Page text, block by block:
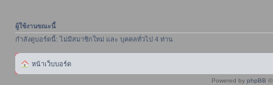
ผู้ใช้งานขณะนี้
กำลังดูบอร์ดนี้: ไม่มีสมาชิกใหม่ และ บุคคลทั่วไป 4 ท่าน
หน้าเว็บบอร์ด
Powered by phpBB ©